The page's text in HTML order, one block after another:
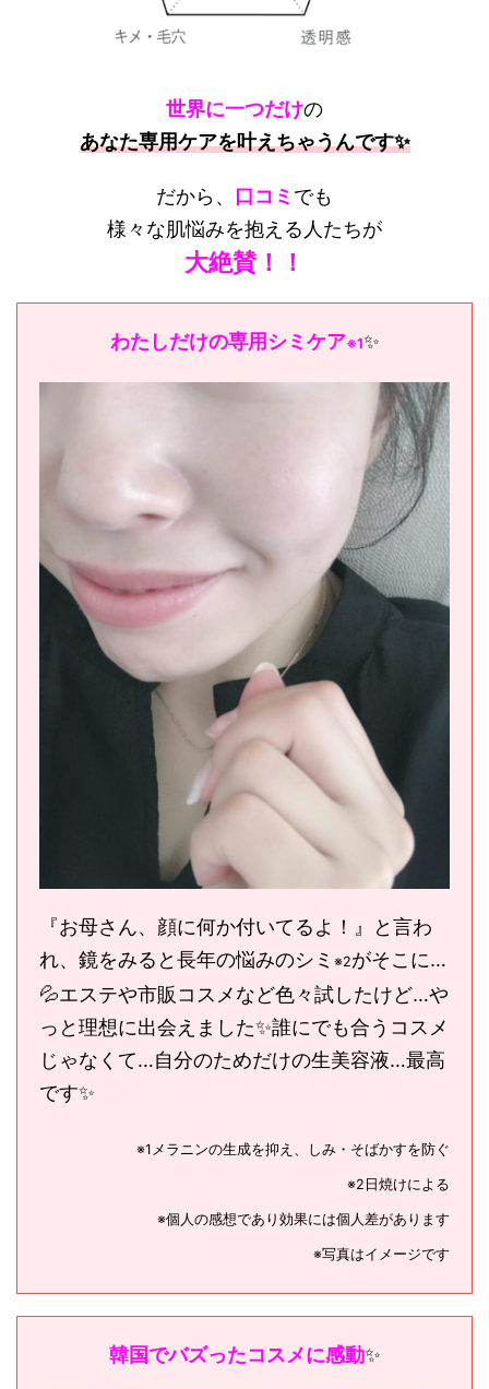
世界に一つだけの
あなた専用ケアを叶えちゃうんです✨
だから、 口コミ でも
様々な肌悩みを抱える人たちが
大絶賛！！
わたしだけの専用シミケア※1✨
『お母さん、顔に何か付いてるよ！』と言わ
れ、鏡をみると長年の悩みのシミ ※2がそこに…
💦エステや市販コスメなど色々試したけど…や
っと理想に出会えました✨誰にでも合うコスメ
じゃなくて…自分のためだけの生美容液…最高
です✨
※1メラニンの生成を抑え、しみ・そばかすを防ぐ
※2日焼けによる
※個人の感想であり効果には個人差があります
※写真はイメージです
韓国でバズったコスメに感動✨